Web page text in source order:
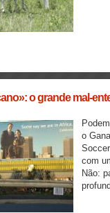
o grande mal-
o
com
Não: